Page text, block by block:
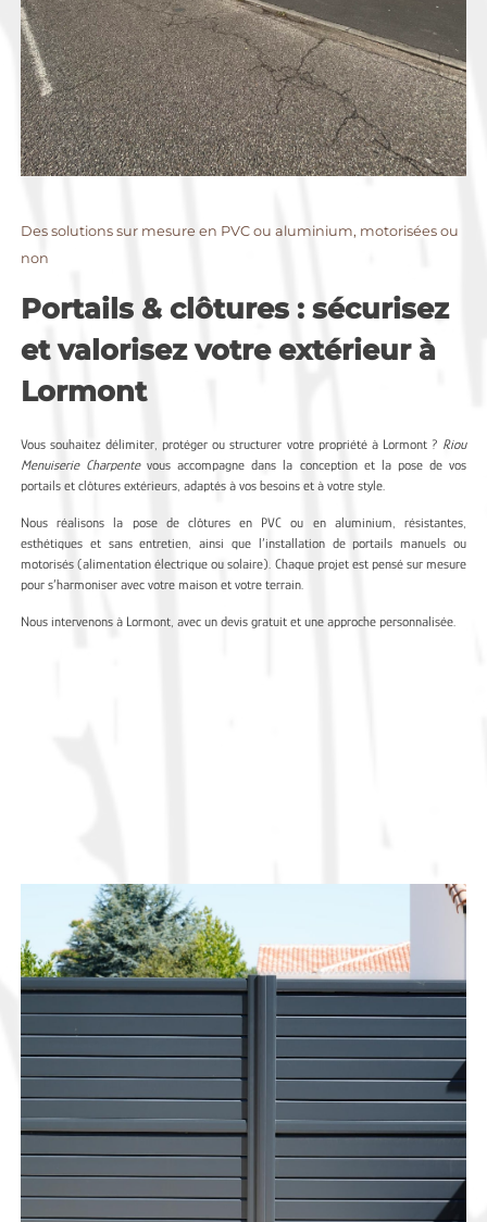
Des solutions sur mesure en PVC ou aluminium, motorisées ou
non
Portails & clôtures : sécurisez
et valorisez votre extérieur à
Lormont
Vous souhaitez délimiter, protéger ou structurer votre propriété à Lormont ? Riou
Menuiserie Charpentevous accompagne dans la conception et la pose de vos
portails et clôtures extérieurs, adaptés à vos besoins et à votre style.
Nous réalisons la pose de clôtures en PVC ou en aluminium, résistantes,
esthétiques et sans entretien, ainsi que l’installation de portails manuels ou
motorisés (alimentation électrique ou solaire). Chaque projet est pensé sur mesure
pour s’harmoniser avec votre maison et votre terrain.
Nous intervenons à Lormont, avec un devis gratuit et une approche personnalisée.